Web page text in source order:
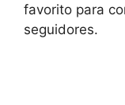
favorito para
seguidores.